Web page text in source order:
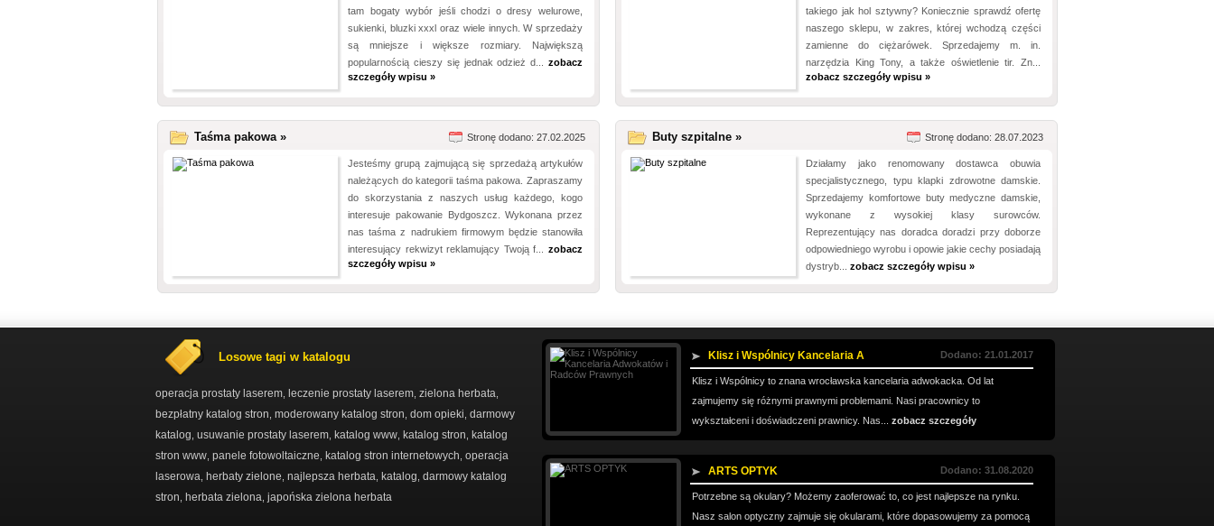
tam bogaty wybór jeśli chodzi o dresy welurowe,
sukienki, bluzki xxxl oraz wiele innych. W sprzedaży
są mniejsze i większe rozmiary. Największą
popularnością cieszy się jednak odzież d... zobacz
szczegóły wpisu »
takiego jak hol sztywny? Koniecznie sprawdź ofertę
naszego sklepu, w zakres, której wchodzą części
zamienne do ciężarówek. Sprzedajemy m. in.
narzędzia King Tony, a także oświetlenie tir. Zn...
zobacz szczegóły wpisu »
Taśma pakowa » Stronę dodano: 27.02.2025
Jesteśmy grupą zajmującą się sprzedażą artykułów
należących do kategorii taśma pakowa. Zapraszamy
do skorzystania z naszych usług każdego, kogo
interesuje pakowanie Bydgoszcz. Wykonana przez
nas taśma z nadrukiem firmowym będzie stanowiła
interesujący rekwizyt reklamujący Twoją f... zobacz
szczegóły wpisu »
Buty szpitalne » Stronę dodano: 28.07.2023
Działamy jako renomowany dostawca obuwia
specjalistycznego, typu klapki zdrowotne damskie.
Sprzedajemy komfortowe buty medyczne damskie,
wykonane z wysokiej klasy surowców.
Reprezentujący nas doradca doradzi przy doborze
odpowiedniego wyrobu i opowie jakie cechy posiadają
dystryb... zobacz szczegóły wpisu »
Losowe tagi w katalogu
operacja prostaty laserem leczenie prostaty laserem zielona herbata
bezpłatny katalog stron moderowany katalog stron dom opieki darmowy
katalog usuwanie prostaty laserem katalog www katalog stron
katalog
stron www panele fotowoltaiczne katalog stron internetowych operacja
laserowa herbaty zielone najlepsza herbata katalog darmowy katalog
stron
herbata zielona japońska zielona herbata
Klisz i Wspólnicy Kancelaria A Dodano: 21.01.2017
Klisz i Wspólnicy to znana wrocławska kancelaria adwokacka. Od lat
zajmujemy się różnymi prawnymi problemami. Nasi pracownicy to
wykształceni i doświadczeni prawnicy. Nas... zobacz szczegóły
ARTS OPTYK Dodano: 31.08.2020
Potrzebne są okulary? Możemy zaoferować to, co jest najlepsze na rynku.
Nasz salon optyczny zajmuje się okularami, które dopasowujemy za pomocą